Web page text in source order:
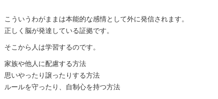
こういうわがままは本能的な感情として外に発信されます。
正しく脳が発達している証拠です。
そこから人は学習するのです。
家族や他人に配慮する方法
思いやったり譲ったりする方法
ルールを守ったり、自制心を持つ方法